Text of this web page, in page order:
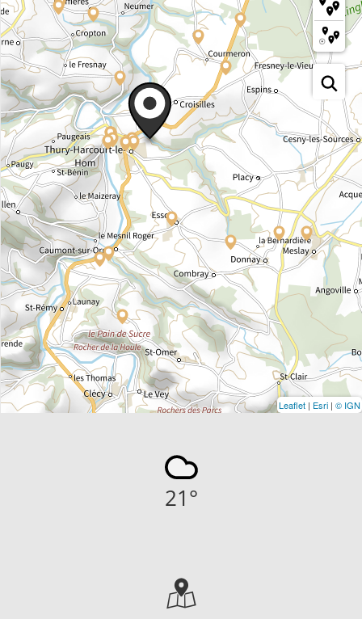
Leaflet | Esri | © IGN
21°